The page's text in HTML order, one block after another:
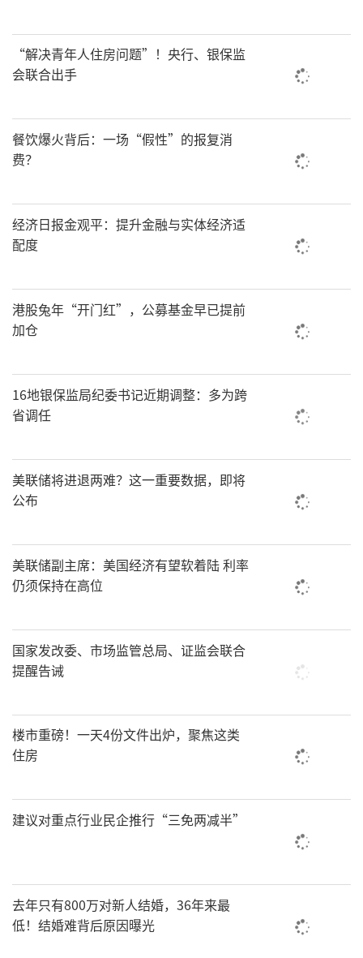
“解决青年人住房问题”！央行、银保监
会联合出手
餐饮爆火背后：一场“假性”的报复消
费？
经济日报金观平：提升金融与实体经济适
配度
港股兔年“开门红”，公募基金早已提前
加仓
16地银保监局纪委书记近期调整：多为跨
省调任
美联储将进退两难？这一重要数据，即将
公布
美联储副主席：美国经济有望软着陆 利率
仍须保持在高位
国家发改委、市场监管总局、证监会联合
提醒告诫
楼市重磅！一天4份文件出炉，聚焦这类
住房
建议对重点行业民企推行“三免两减半”
去年只有800万对新人结婚，36年来最
低！结婚难背后原因曝光